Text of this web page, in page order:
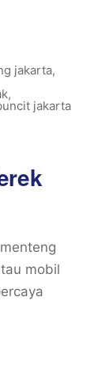
jakarta,
,
jakarta
mobil